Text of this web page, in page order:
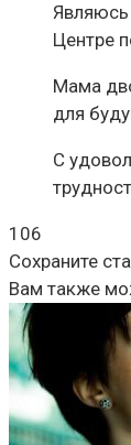
Являюсь
Центре
Мама
для
С
106
Сохраните
Вам также